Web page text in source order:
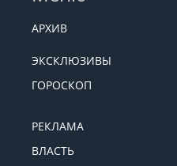
АРХИВ
ЭКСКЛЮЗИВЫ
ГОРОСКОП
РЕКЛАМА
ВЛАСТЬ